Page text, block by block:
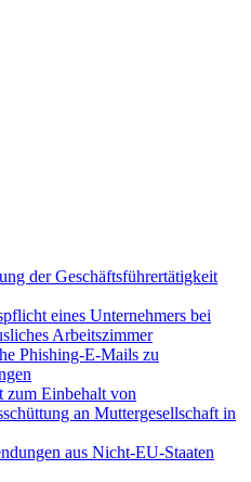
der Geschäftsführertätigkeit
eines Unternehmers bei
Arbeitszimmer
Phishing-E-Mails zu
zum Einbehalt von
an Muttergesellschaft in
aus Nicht-EU-Staaten